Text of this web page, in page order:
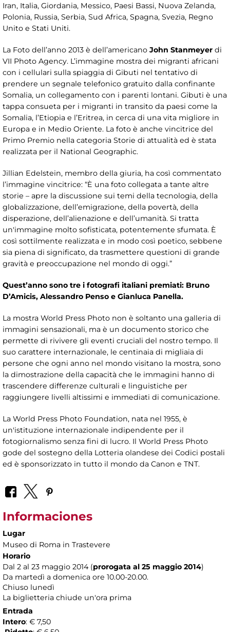
Iran, Italia, Giordania, Messico, Paesi Bassi, Nuova Zelanda,
Polonia, Russia, Serbia, Sud Africa, Spagna, Svezia, Regno
Unito e Stati Uniti.
La Foto dell’anno 2013 è dell’americano John Stanmeyer di
VII Photo Agency. L’immagine mostra dei migranti africani
con i cellulari sulla spiaggia di Gibuti nel tentativo di
prendere un segnale telefonico gratuito dalla confinante
Somalia, un collegamento con i parenti lontani. Gibuti è una
tappa consueta per i migranti in transito da paesi come la
Somalia, l’Etiopia e l’Eritrea, in cerca di una vita migliore in
Europa e in Medio Oriente. La foto è anche vincitrice del
Primo Premio nella categoria Storie di attualità ed è stata
realizzata per il National Geographic.
Jillian Edelstein, membro della giuria, ha così commentato
l’immagine vincitrice: “È una foto collegata a tante altre
storie – apre la discussione sui temi della tecnologia, della
globalizzazione, dell’emigrazione, della povertà, della
disperazione, dell’alienazione e dell’umanità. Si tratta
un'immagine molto sofisticata, potentemente sfumata. È
così sottilmente realizzata e in modo così poetico, sebbene
sia piena di significato, da trasmettere questioni di grande
gravità e preoccupazione nel mondo di oggi.”
Quest’anno sono tre i fotografi italiani premiati: Bruno
D’Amicis, Alessandro Penso e Gianluca Panella.
La mostra World Press Photo non è soltanto una galleria di
immagini sensazionali, ma è un documento storico che
permette di rivivere gli eventi cruciali del nostro tempo. Il
suo carattere internazionale, le centinaia di migliaia di
persone che ogni anno nel mondo visitano la mostra, sono
la dimostrazione della capacità che le immagini hanno di
trascendere differenze culturali e linguistiche per
raggiungere livelli altissimi e immediati di comunicazione.
La World Press Photo Foundation, nata nel 1955, è
un'istituzione internazionale indipendente per il
fotogiornalismo senza fini di lucro. Il World Press Photo
gode del sostegno della Lotteria olandese dei Codici postali
ed è sponsorizzato in tutto il mondo da Canon e TNT.
Informaciones
Lugar
Museo di Roma in Trastevere
Horario
Dal 2 al 23 maggio 2014 (prorogata al 25 maggio 2014)
Da martedì a domenica ore 10.00-20.00.
Chiuso lunedì
La biglietteria chiude un'ora prima
Entrada
Intero: € 7,50